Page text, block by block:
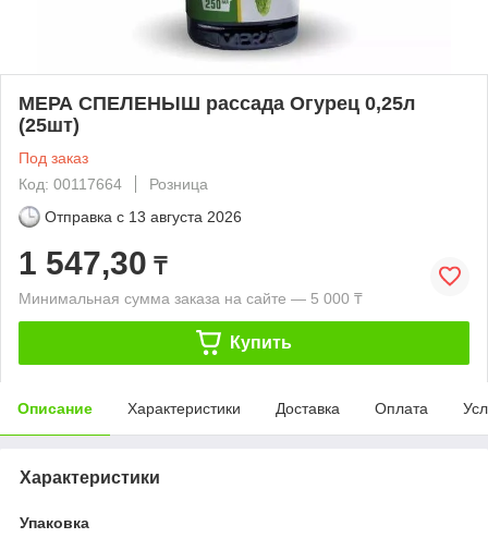
МЕРА СПЕЛЕНЫШ рассада Огурец 0,25л
(25шт)
Под заказ
Код: 00117664
Розница
Отправка с 13 августа 2026
1 547,30 ₸
Минимальная сумма заказа на сайте — 5 000 ₸
Купить
Описание Характеристики Доставка Оплата
Характеристики
Упаковка